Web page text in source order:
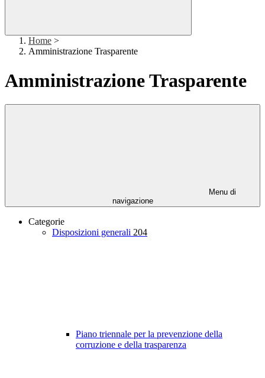
Home >
Amministrazione Trasparente
Amministrazione Trasparente
Menu di
navigazione
Categorie
Disposizioni generali 204
Piano triennale per la prevenzione della
corruzione e della trasparenza